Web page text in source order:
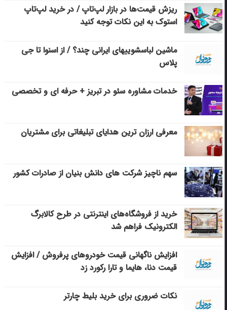
ریزش قیمت‌ها در بازار لپ‌تاپ / در خرید لپ‌تاپ
استوک به این نکات توجه کنید
ماشین لباسشویی‎های ایرانی چند؟ / از اسنوا تا جی
پلاس
خدمات مشاوره سئو در تبریز + حرفه ای و تخصصی
معرفی ارزان ترین هدایای تبلیغاتی برای مشتریان
سهم ناچیز شرکت های دانش بنیان از صادرات کشور
خرید از فروشگاه‌های اینترنتی در طرح کالابرگ
الکترونیک فراهم شد
افزایش ناگهانی قیمت خودروهای پرفروش / افزایش
قیمت دنا، هایما و تارا رکورد زد
نکات ضروری برای خرید بلیط چارتر